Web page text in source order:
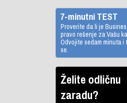
7-minutni TEST
Proverite da li je
pravo rešenje za Vašu
Odvojite sedam minuta i
se.
Želite odličnu
zaradu?